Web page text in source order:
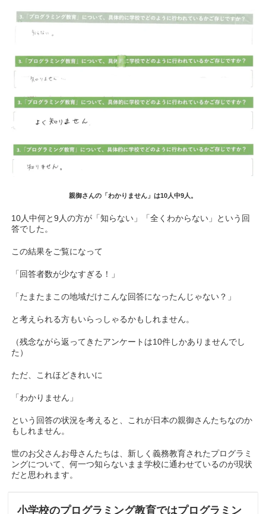
親御さんの「わかりません」は10人中9人。
10人中何と9人の方が「知らない」「全くわからない」という回
答でした。
この結果をご覧になって
「回答者数が少なすぎる！」
「たまたまこの地域だけこんな回答になったんじゃない？」
と考えられる方もいらっしゃるかもしれません。
（残念ながら返ってきたアンケートは10件しかありませんでし
た）
ただ、これほどきれいに
「わかりません」
という回答の状況を考えると、これが日本の親御さんたちなのか
もしれません。
世のお父さんお母さんたちは、新しく義務教育されたプログラミ
ングについて、何一つ知らないまま学校に通わせているのが現状
だと思われます。
小学校のプログラミング教育ではプログラミン